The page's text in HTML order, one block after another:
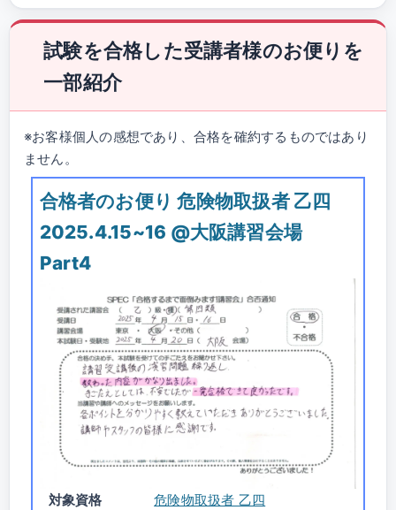
試験を合格した受講者様のお便りを
一部紹介
※お客様個人の感想であり、合格を確約するものではあり
ません。
合格者のお便り 危険物取扱者 乙四
2025.4.15~16 @大阪講習会場
Part4
対象資格
危険物取扱者 乙四